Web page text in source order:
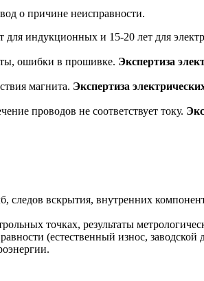
о причине неисправности.
индукционных и 15-20 лет для
ошибки в прошивке. Экспертиза
магнита. Экспертиза
проводов не соответствует току.
следов вскрытия, внутренних
точках, результаты
(естественный износ, заводской